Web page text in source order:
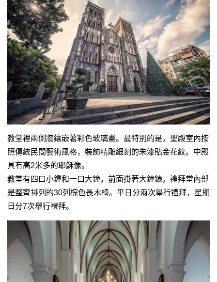
教堂裡兩側牆鑲嵌著彩色玻璃畫。最特別的是，聖殿室內按
照傳統民間藝術風格，裝飾精雕細刻的朱漆貼金花紋。中殿
具有高2米多的耶穌像。
教堂有四口小鍾和一口大鐘，前面掛著大鐘錶。禮拜堂內部
是整齊排列的30列棕色長木椅。平日分兩次舉行禮拜，星期
日分7次舉行禮拜。